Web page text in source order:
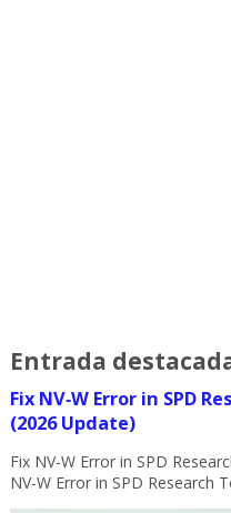
Entrada
Fix NV‑W Error in SPD
(2026 Update)
Fix NV-W Error in SPD
NV-W Error in SPD Research